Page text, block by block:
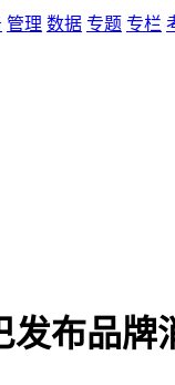
管理 数据 专题 专栏
发布品牌